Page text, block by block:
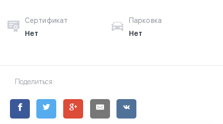
Сертификат
Нет
Парковка
Нет
Поделиться: